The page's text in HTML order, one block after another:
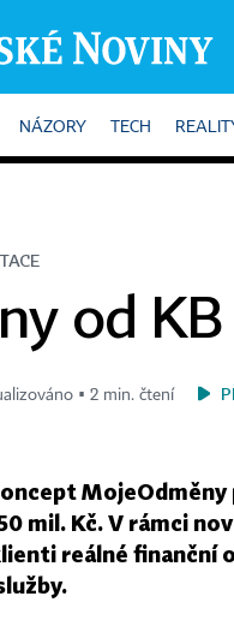
NÁZORY TECH
od
▪ 2 min. čtení
mil. Kč. V rámci
reálné finanční